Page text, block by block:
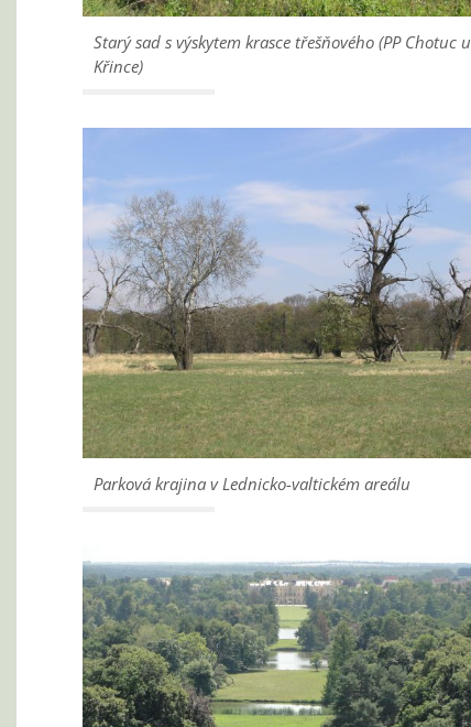
Starý sad s výskytem krasce třešňového (PP Chotuc u
Křince)
Parková krajina v Lednicko-valtickém areálu